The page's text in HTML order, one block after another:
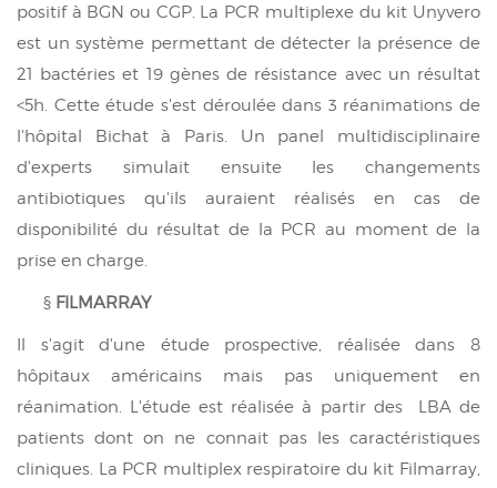
positif à BGN ou CGP. La PCR multiplexe du kit Unyvero
est un système permettant de détecter la présence de
21 bactéries et 19 gènes de résistance avec un résultat
<5h. Cette étude s'est déroulée dans 3 réanimations de
l'hôpital Bichat à Paris. Un panel multidisciplinaire
d'experts simulait ensuite les changements
antibiotiques qu'ils auraient réalisés en cas de
disponibilité du résultat de la PCR au moment de la
prise en charge.
§ FILMARRAY
Il s'agit d'une étude prospective, réalisée dans 8
hôpitaux américains mais pas uniquement en
réanimation. L'étude est réalisée à partir des
LBA de
patients dont on ne connait pas les caractéristiques
cliniques. La PCR multiplex respiratoire du kit Filmarray,